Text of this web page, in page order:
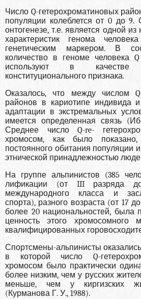
Число Q-гетерохроматиновых
популяции колеблется от 0 до
онтогенезе, т.е. является одной
характеристик генома
генетическим маркером. В
количество в ге­номе человека
используют в качестве
конституционального признака.
Оказалось, что между числом Q-
районов в кариотипе индивида
адапта­ции в экстремальных
имеется опре­деленная связь
Среднее число Q-re-
хромосом, как было
постоянного обитания популяции
этнической принадлежностью
На группе альпинистов (385
лификации (от III разряда
международно­го класса и
спорта), разного возраста (от 17
более 20 национальностей, была
ценность этого хромосомного
квалифицированных
Спортсмены-альпинисты
в которой число Q-
хромосом было практически
более низким, чем у русских
меньше, чем у кир­гизских
(Курманова Г. У., 1988).